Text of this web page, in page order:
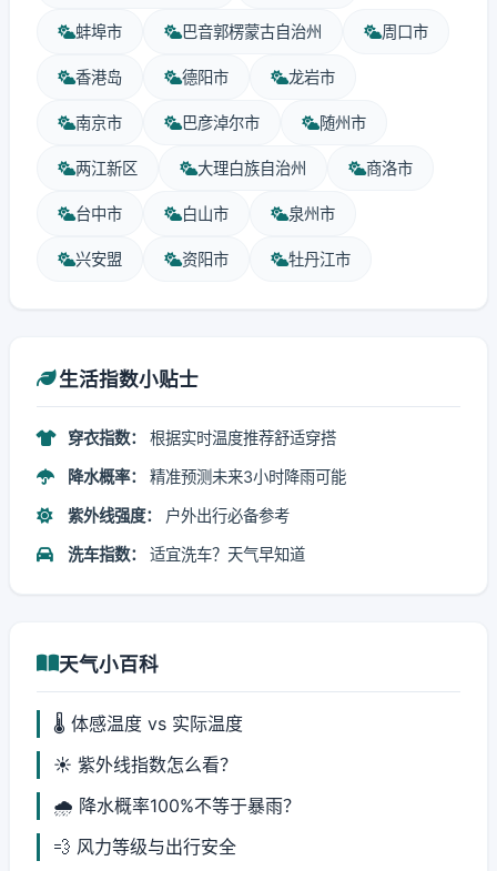
蚌埠市 巴音郭楞蒙古自治州 周口市
香港岛 德阳市 龙岩市
南京市 巴彦淖尔市 随州市
两江新区 大理白族自治州 商洛市
台中市 白山市 泉州市
兴安盟 资阳市 牡丹江市
生活指数小贴士
穿衣指数： 根据实时温度推荐舒适穿搭
降水概率： 精准预测未来3小时降雨可能
紫外线强度： 户外出行必备参考
洗车指数： 适宜洗车？天气早知道
天气小百科
🌡️ 体感温度 vs 实际温度
☀️ 紫外线指数怎么看？
🌧️ 降水概率100%不等于暴雨？
💨 风力等级与出行安全